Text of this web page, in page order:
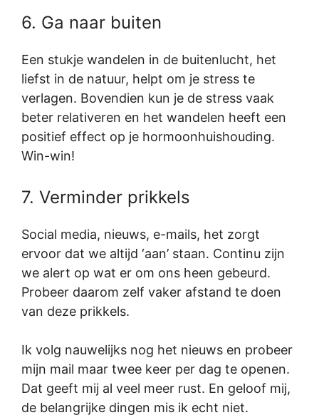
6. Ga naar buiten
Een stukje wandelen in de buitenlucht, het
liefst in de natuur, helpt om je stress te
verlagen. Bovendien kun je de stress vaak
beter relativeren en het wandelen heeft een
positief effect op je hormoonhuishouding.
Win-win!
7. Verminder prikkels
Social media, nieuws, e-mails, het zorgt
ervoor dat we altijd ‘aan’ staan. Continu zijn
we alert op wat er om ons heen gebeurd.
Probeer daarom zelf vaker afstand te doen
van deze prikkels.
Ik volg nauwelijks nog het nieuws en probeer
mijn mail maar twee keer per dag te openen.
Dat geeft mij al veel meer rust. En geloof mij,
de belangrijke dingen mis ik echt niet.